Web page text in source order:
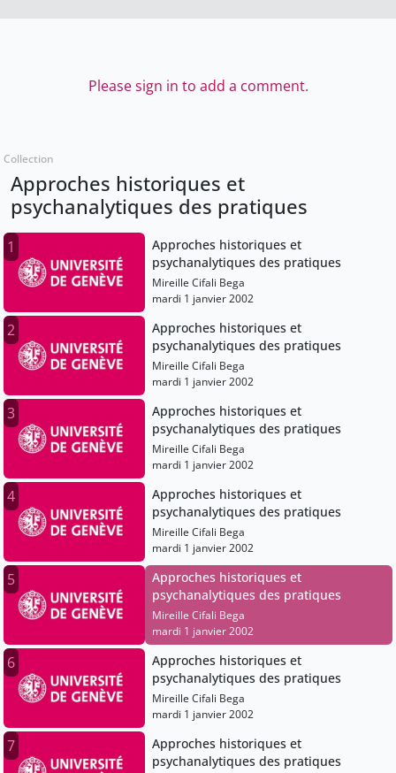
Please sign in to add a comment.
Collection
Approches historiques et
psychanalytiques des pratiques
1
Approches historiques et
psychanalytiques des pratiques
Mireille Cifali Bega
mardi 1 janvier 2002
2
Approches historiques et
psychanalytiques des pratiques
Mireille Cifali Bega
mardi 1 janvier 2002
3
Approches historiques et
psychanalytiques des pratiques
Mireille Cifali Bega
mardi 1 janvier 2002
4
Approches historiques et
psychanalytiques des pratiques
Mireille Cifali Bega
mardi 1 janvier 2002
5
Approches historiques et
psychanalytiques des pratiques
Mireille Cifali Bega
mardi 1 janvier 2002
6
Approches historiques et
psychanalytiques des pratiques
Mireille Cifali Bega
mardi 1 janvier 2002
7
Approches historiques et
psychanalytiques des pratiques